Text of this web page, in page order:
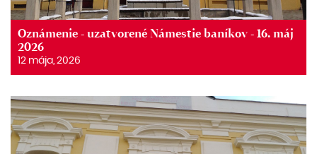
Oznámenie - uzatvorené Námestie baníkov - 16. máj
2026
12 mája, 2026